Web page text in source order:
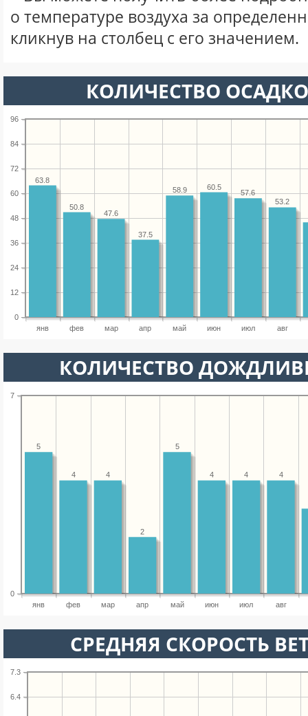
о температуре воздуха за
кликнув на столбец с его значением.
КОЛИЧЕСТВО
янв фев мар апр май июн июл авг
0
12
24
36
48
60
72
84
96
53.2
57.6
60.5
58.9
37.5
47.6
50.8
63.8
КОЛИЧЕСТВО
янв фев мар апр май июн июл авг
0
7
4
4
4
5
2
4
4
5
СРЕДНЯЯ СКОРОСТЬ
6.4
7.3